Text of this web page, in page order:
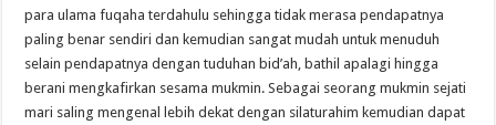
para ulama fuqaha terdahulu sehingga tidak merasa pendapatnya
paling benar sendiri dan kemudian sangat mudah untuk menuduh
selain pendapatnya dengan tuduhan bid’ah, bathil apalagi hingga
berani mengkafirkan sesama mukmin. Sebagai seorang mukmin sejati
mari saling mengenal lebih dekat dengan silaturahim kemudian dapat